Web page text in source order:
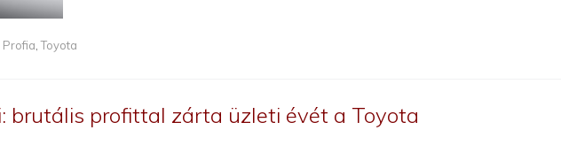
Profia ,Toyota
brutális profittal zárta üzleti évét a Toyota